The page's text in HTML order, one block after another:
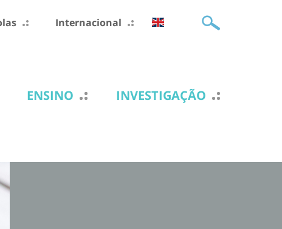
Internacional
ENSINO INVESTIGAÇÃO